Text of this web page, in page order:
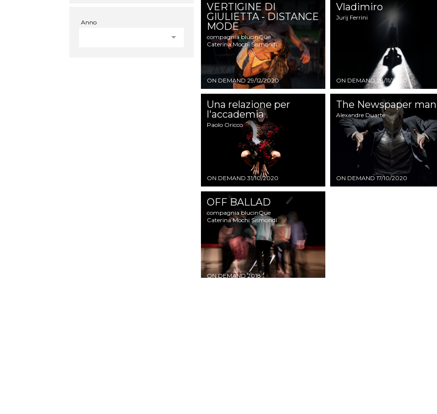
Anno
VERTIGINE DI
GIULIETTA - DISTANCE
MODE
compagnia blucinQue
Caterina Mochi Sismondi
ON DEMAND 29/12/2020
Vladimiro
Jurij Ferrini
ON DEMAND 28/11/2020
Una relazione per
l'accademia
Paolo Oricco
ON DEMAND 31/10/2020
The Newspaper man
Alexandre Duarte
ON DEMAND 17/10/2020
OFF BALLAD
compagnia blucinQue
Caterina Mochi Sismondi
ON DEMAND 2018